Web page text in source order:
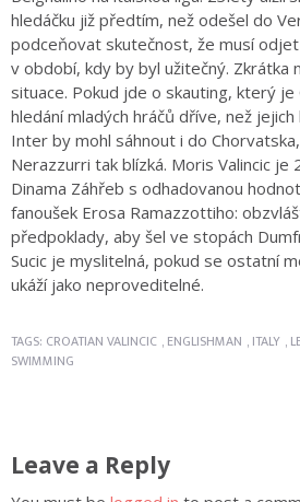
hledáčku již předtím, než odešel do
podceňovat skutečnost, že musí
v období, kdy by byl užitečný. Zkrátka
situace. Pokud jde o skauting, který
hledání mladých hráčů dříve, než
Inter by mohl sáhnout i do
Nerazzurri tak blízká. Moris Valincic
Dinama Záhřeb s odhadovanou
fanoušek Erosa Ramazzottiho:
předpoklady, aby šel ve stopách
Sucic je myslitelná, pokud se ostatní
ukáží jako neproveditelné.
TAGS: CROATIAN VALINCIC , ENGLISHMAN , ITALY ,
SWIMMING
Leave a Reply